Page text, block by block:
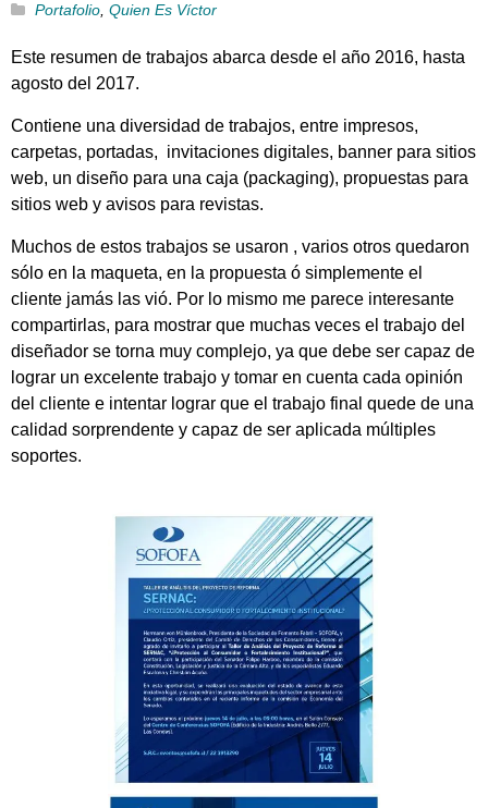
Portafolio, Quien Es Víctor
Este resumen de trabajos abarca desde el año 2016, hasta
agosto del 2017.
Contiene una diversidad de trabajos, entre impresos,
carpetas, portadas, invitaciones digitales, banner para sitios
web, un diseño para una caja (packaging), propuestas para
sitios web y avisos para revistas.
Muchos de estos trabajos se usaron , varios otros quedaron
sólo en la maqueta, en la propuesta ó simplemente el
cliente jamás las vió. Por lo mismo me parece interesante
compartirlas, para mostrar que muchas veces el trabajo del
diseñador se torna muy complejo, ya que debe ser capaz de
lograr un excelente trabajo y tomar en cuenta cada opinión
del cliente e intentar lograr que el trabajo final quede de una
calidad sorprendente y capaz de ser aplicada múltiples
soportes.